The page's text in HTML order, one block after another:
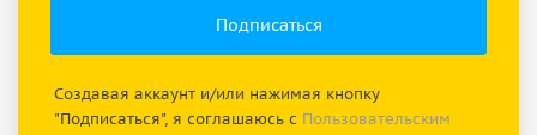
Создавая аккаунт и/или нажимая кнопку
"Подписаться", я соглашаюсь с Пользовательским